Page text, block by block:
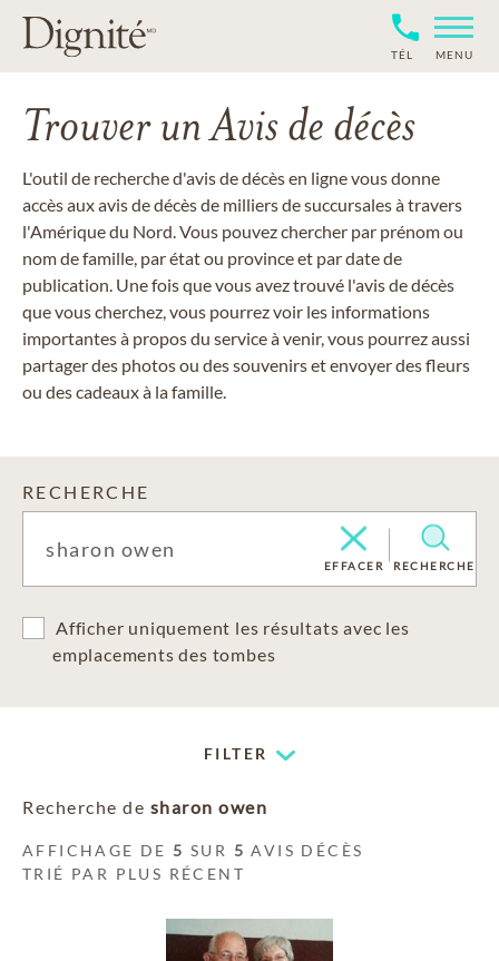
TÉL MENU
Trouver un Avis de décès
L'outil de recherche d'avis de décès en ligne vous donne
accès aux avis de décès de milliers de succursales à travers
l'Amérique du Nord. Vous pouvez chercher par prénom ou
nom de famille, par état ou province et par date de
publication. Une fois que vous avez trouvé l'avis de décès
que vous cherchez, vous pourrez voir les informations
importantes à propos du service à venir, vous pourrez aussi
partager des photos ou des souvenirs et envoyer des fleurs
ou des cadeaux à la famille.
RECHERCHE
EFFACER RECHERCHE
Afficher uniquement les résultats avec les
emplacements des tombes
FILTER
Recherche de sharon owen
AFFICHAGE DE 5 SUR 5 AVIS DÉCÈS
TRIÉ PAR PLUS RÉCENT